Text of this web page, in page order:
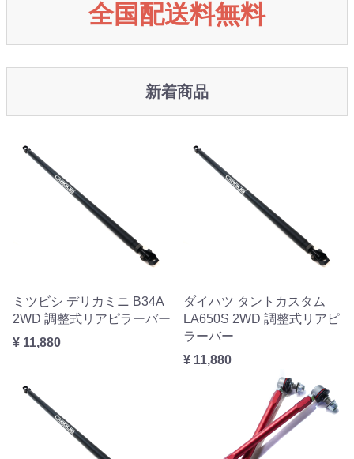
全国配送料無料
新着商品
ミツビシ デリカミニ B34A
2WD 調整式リアピラーバー
¥ 11,880
ダイハツ タントカスタム
LA650S 2WD 調整式リアピ
ラーバー
¥ 11,880